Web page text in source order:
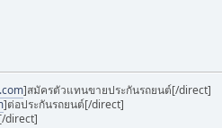
]สมัครตัวแทนขายประกันรถยนต์[/direct]
]ต่อประกันรถยนต์[/direct]
direct]